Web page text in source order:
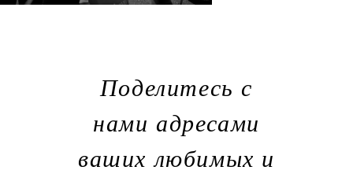
Поделитесь с
нами адресами
ваших любимых и